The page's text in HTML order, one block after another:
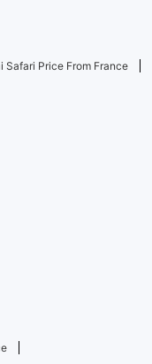
Safari Price From France